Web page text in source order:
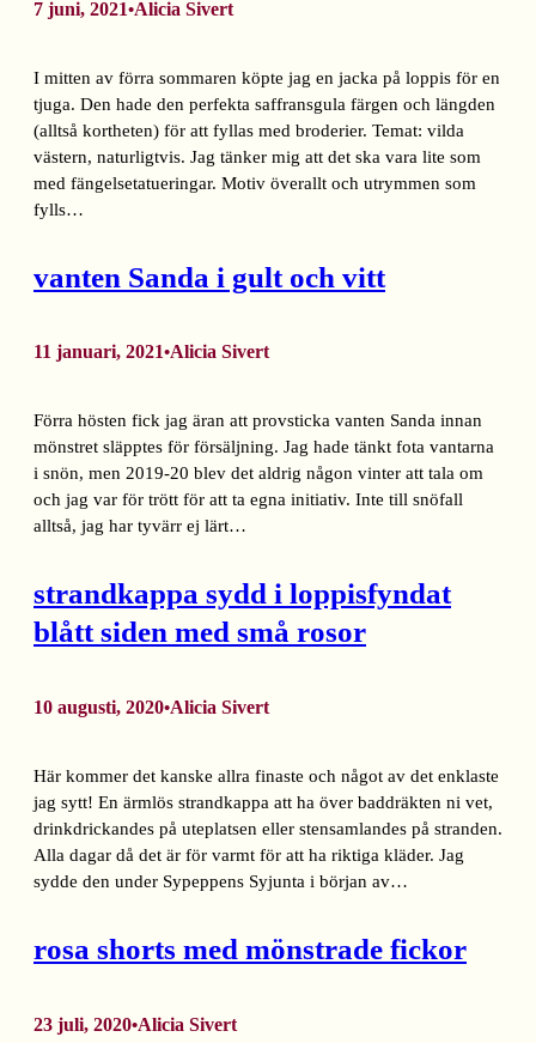
7 juni, 2021•Alicia Sivert
I mitten av förra sommaren köpte jag en jacka på loppis för en
tjuga. Den hade den perfekta saffransgula färgen och längden
(alltså kortheten) för att fyllas med broderier. Temat: vilda
västern, naturligtvis. Jag tänker mig att det ska vara lite som
med fängelsetatueringar. Motiv överallt och utrymmen som
fylls…
vanten Sanda i gult och vitt
11 januari, 2021•Alicia Sivert
Förra hösten fick jag äran att provsticka vanten Sanda innan
mönstret släpptes för försäljning. Jag hade tänkt fota vantarna
i snön, men 2019-20 blev det aldrig någon vinter att tala om
och jag var för trött för att ta egna initiativ. Inte till snöfall
alltså, jag har tyvärr ej lärt…
strandkappa sydd i loppisfyndat
blått siden med små rosor
10 augusti, 2020•Alicia Sivert
Här kommer det kanske allra finaste och något av det enklaste
jag sytt! En ärmlös strandkappa att ha över baddräkten ni vet,
drinkdrickandes på uteplatsen eller stensamlandes på stranden.
Alla dagar då det är för varmt för att ha riktiga kläder. Jag
sydde den under Sypeppens Syjunta i början av…
rosa shorts med mönstrade fickor
23 juli, 2020•Alicia Sivert